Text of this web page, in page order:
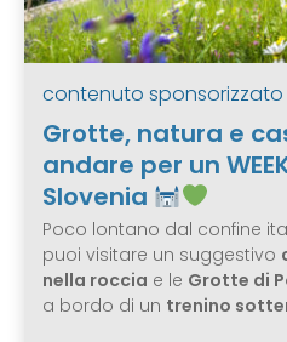
contenuto
Grotte, natura e
andare per un
Slovenia
Poco lontano dal confine
puoi visitare un suggestivo
nella roccia e le Grotte di
a bordo di un trenino